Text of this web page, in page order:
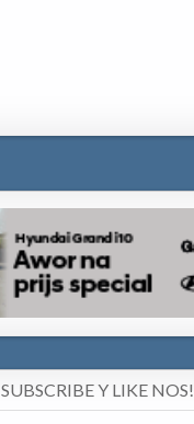
SUBSCRIBE Y LIKE NOS!